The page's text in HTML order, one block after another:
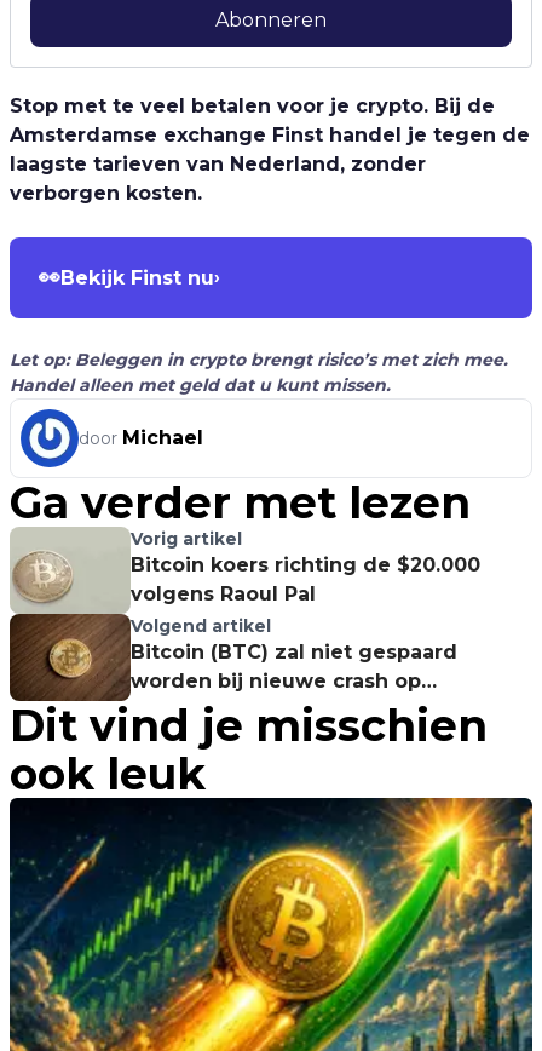
Abonneren
Stop met te veel betalen voor je crypto. Bij de
Amsterdamse exchange Finst handel je tegen de
laagste tarieven van Nederland, zonder
verborgen kosten.
👀Bekijk Finst nu›
Let op: Beleggen in crypto brengt risico’s met zich mee.
Handel alleen met geld dat u kunt missen.
door Michael
Ga verder met lezen
Vorig artikel
Bitcoin koers richting de $20.000
volgens Raoul Pal
Volgend artikel
Bitcoin (BTC) zal niet gespaard
worden bij nieuwe crash op
wereldmarkten
Dit vind je misschien
ook leuk